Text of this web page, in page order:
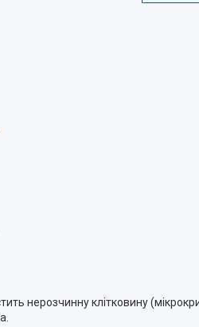
нерозчинну клітковину